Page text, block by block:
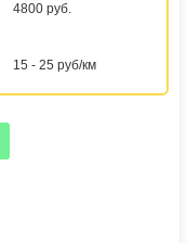
4800 руб.
15 - 25 руб/км